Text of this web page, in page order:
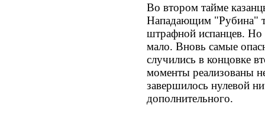
Во втором тайме
Нападающим "Рубина"
штрафной испанцев. Но
мало. Вновь самые
случились в концовке
моменты реализованы
завершилось нулевой
дополнительного.